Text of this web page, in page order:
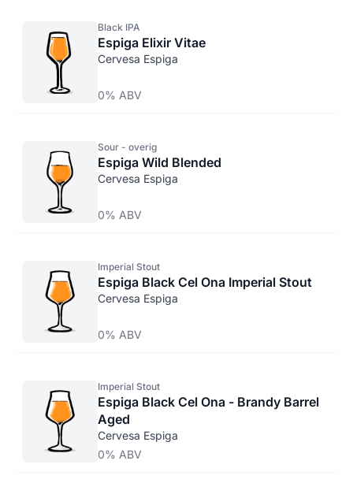
Black IPA
Espiga Elixir Vitae
Cervesa Espiga
0% ABV
Sour - overig
Espiga Wild Blended
Cervesa Espiga
0% ABV
Imperial Stout
Espiga Black Cel Ona Imperial Stout
Cervesa Espiga
0% ABV
Imperial Stout
Espiga Black Cel Ona - Brandy Barrel
Aged
Cervesa Espiga
0% ABV